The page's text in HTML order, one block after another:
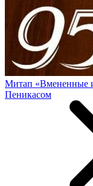
Митап «Вмененные
Пеникасом